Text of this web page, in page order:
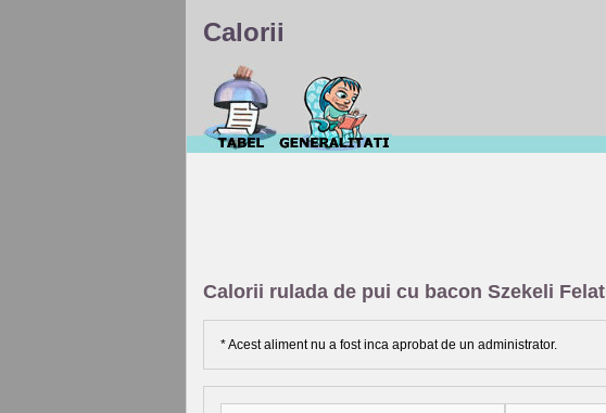
Calorii
Calorii rulada de pui cu bacon Szekeli Felat
* Acest aliment nu a fost inca aprobat de un administrator.